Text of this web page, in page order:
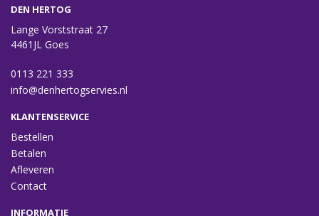
DEN HERTOG
Lange Vorststraat 27
4461JL Goes
0113 221 333
info@denhertogservies.nl
KLANTENSERVICE
Bestellen
Betalen
Afleveren
Contact
INFORMATIE